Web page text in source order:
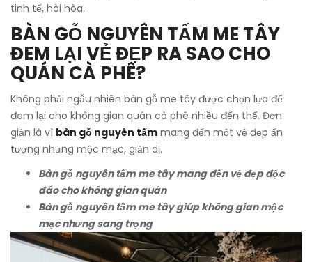
tinh tế, hài hòa.
BÀN GỖ NGUYÊN TẤM ME TÂY
ĐEM LẠI VẺ ĐẸP RA SAO CHO
QUÁN CÀ PHÊ?
Không phải ngẫu nhiên bàn gỗ me tây được chọn lựa để
đem lại cho không gian quán cà phê nhiều đến thế. Đơn
giản là vì bàn gỗ nguyên tấm mang đến một vẻ đẹp ấn
tượng nhưng mộc mạc, giản dị.
Bàn gỗ nguyên tấm me tây mang đến vẻ đẹp độc
đáo cho không gian quán
Bàn gỗ nguyên tấm me tây giúp không gian mộc
mạc nhưng sang trọng